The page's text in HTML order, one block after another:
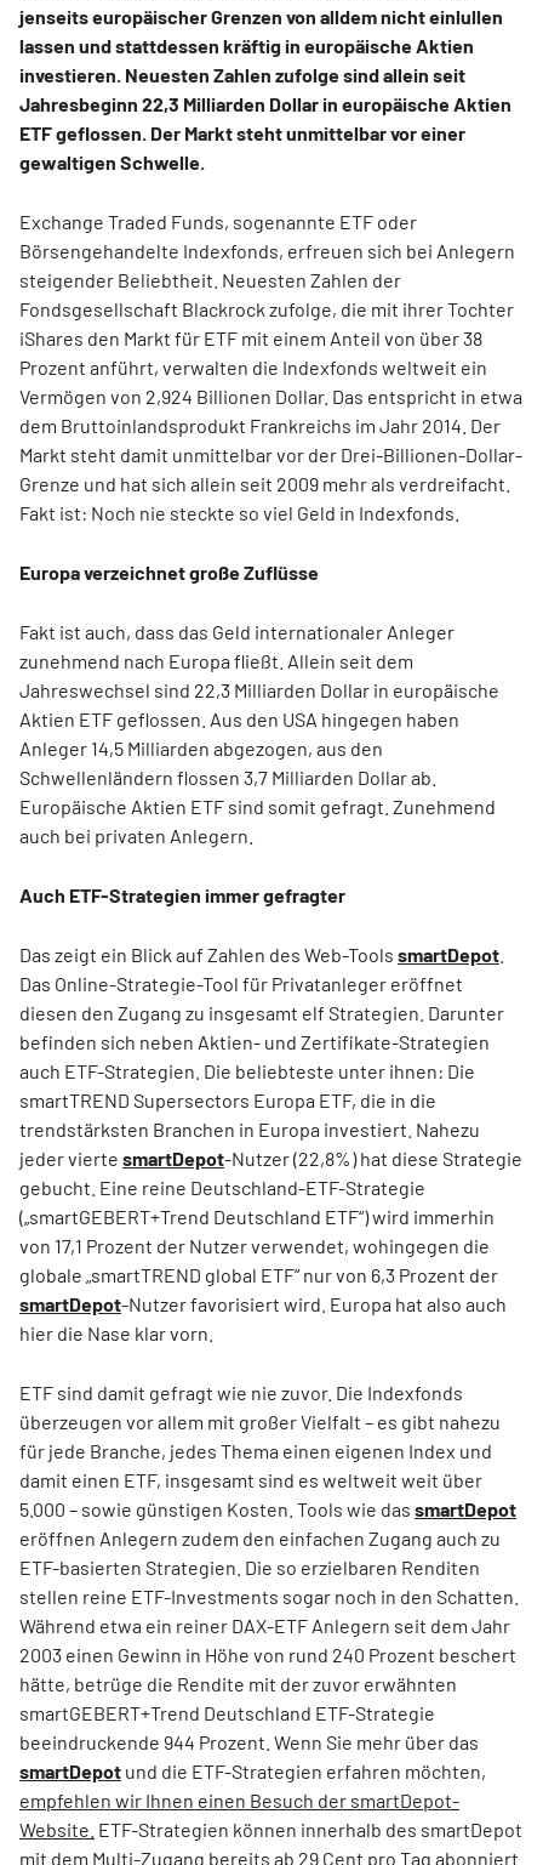
jenseits europäischer Grenzen von alldem nicht einlullen
lassen und stattdessen kräftig in europäische Aktien
investieren. Neuesten Zahlen zufolge sind allein seit
Jahresbeginn 22,3 Milliarden Dollar in europäische Aktien
ETF geflossen. Der Markt steht unmittelbar vor einer
gewaltigen Schwelle.
Exchange Traded Funds, sogenannte ETF oder
Börsengehandelte Indexfonds, erfreuen sich bei Anlegern
steigender Beliebtheit. Neuesten Zahlen der
Fondsgesellschaft Blackrock zufolge, die mit ihrer Tochter
iShares den Markt für ETF mit einem Anteil von über 38
Prozent anführt, verwalten die Indexfonds weltweit ein
Vermögen von 2,924 Billionen Dollar. Das entspricht in etwa
dem Bruttoinlandsprodukt Frankreichs im Jahr 2014. Der
Markt steht damit unmittelbar vor der Drei-Billionen-Dollar-
Grenze und hat sich allein seit 2009 mehr als verdreifacht.
Fakt ist: Noch nie steckte so viel Geld in Indexfonds.
Europa verzeichnet große Zuflüsse
Fakt ist auch, dass das Geld internationaler Anleger
zunehmend nach Europa fließt. Allein seit dem
Jahreswechsel sind 22,3 Milliarden Dollar in europäische
Aktien ETF geflossen. Aus den USA hingegen haben
Anleger 14,5 Milliarden abgezogen, aus den
Schwellenländern flossen 3,7 Milliarden Dollar ab.
Europäische Aktien ETF sind somit gefragt. Zunehmend
auch bei privaten Anlegern.
Auch ETF-Strategien immer gefragter
Das zeigt ein Blick auf Zahlen des Web-Tools smartDepot
Das Online-Strategie-Tool für Privatanleger eröffnet
diesen den Zugang zu insgesamt elf Strategien. Darunter
befinden sich neben Aktien- und Zertifikate-Strategien
auch ETF-Strategien. Die beliebteste unter ihnen: Die
smartTREND Supersectors Europa ETF, die in die
trendstärksten Branchen in Europa investiert. Nahezu
jeder vierte smartDepot-Nutzer (22,8%) hat diese Strategie
gebucht. Eine reine Deutschland-ETF-Strategie
(„smartGEBERT+Trend Deutschland ETF“) wird immerhin
von 17,1 Prozent der Nutzer verwendet, wohingegen die
globale „smartTREND global ETF“ nur von 6,3 Prozent der
smartDepot-Nutzer favorisiert wird. Europa hat also auch
hier die Nase klar vorn.
ETF sind damit gefragt wie nie zuvor. Die Indexfonds
überzeugen vor allem mit großer Vielfalt – es gibt nahezu
für jede Branche, jedes Thema einen eigenen Index und
damit einen ETF, insgesamt sind es weltweit weit über
5.000 – sowie günstigen Kosten. Tools wie das smartDepot
eröffnen Anlegern zudem den einfachen Zugang auch zu
ETF-basierten Strategien. Die so erzielbaren Renditen
stellen reine ETF-Investments sogar noch in den Schatten.
Während etwa ein reiner DAX-ETF Anlegern seit dem Jahr
2003 einen Gewinn in Höhe von rund 240 Prozent beschert
hätte, betrüge die Rendite mit der zuvor erwähnten
smartGEBERT+Trend Deutschland ETF-Strategie
beeindruckende 944 Prozent. Wenn Sie mehr über das
smartDepot und die ETF-Strategien erfahren möchten,
empfehlen wir Ihnen einen Besuch der smartDepot-
Website. ETF-Strategien können innerhalb des smartDepot
mit dem Multi-Zugang bereits ab 29 Cent pro Tag abonniert